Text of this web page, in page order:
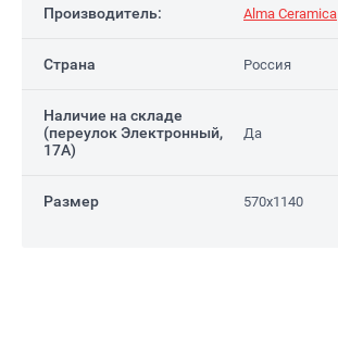
Производитель: Аlma Ceramica
Страна Россия
Наличие на складе
(переулок Электронный,
17А)
Да
Размер 570x1140